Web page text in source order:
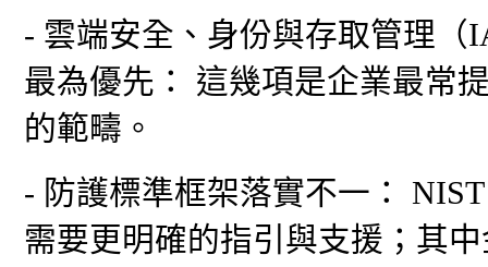
- 雲端安全、身份與存取管理
最為優先： 這幾項是企業最常
的範疇。
- 防護標準框架落實不一：
需要更明確的指引與支援；其